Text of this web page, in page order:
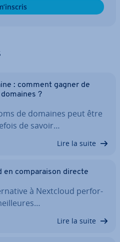
: comment gagner de
domaines ?
de domaines peut être
de savoir…
Lire la suite
en com­pa­rai­son directe
à Nextcloud per­for­
Lire la suite